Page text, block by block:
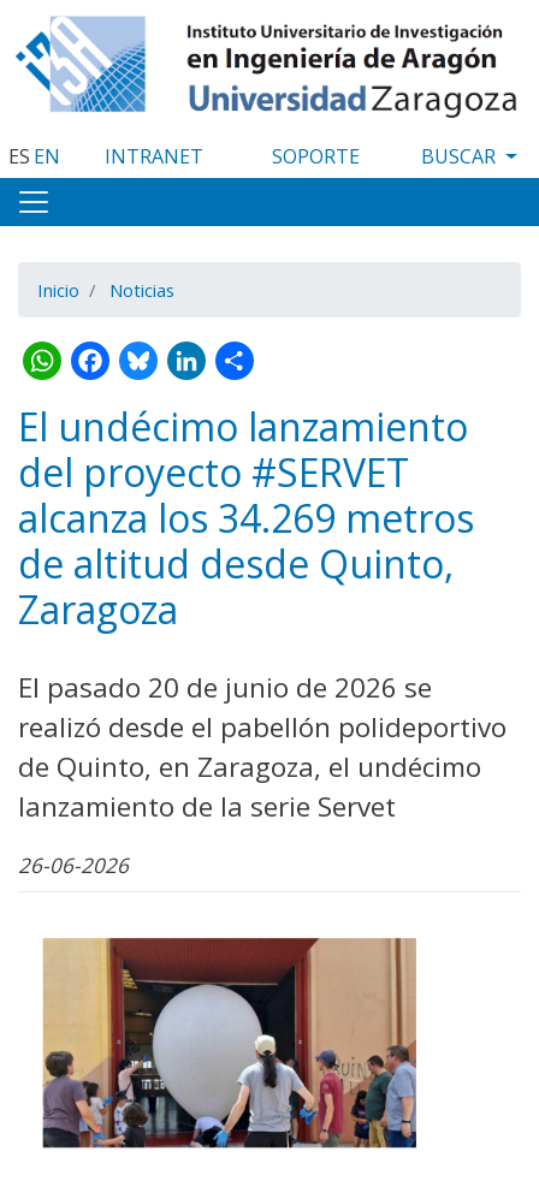
al
contenido
principal
ES EN INTRANET SOPORTE
Inicio Noticias
WhatsApp
Facebook
Bluesky
LinkedIn
Share
El undécimo lanzamiento
del proyecto #SERVET
alcanza los 34.269 metros
de altitud desde Quinto,
Zaragoza
El pasado 20 de junio de 2026 se
realizó desde el pabellón polideportivo
de Quinto, en Zaragoza, el undécimo
lanzamiento de la serie Servet
26-06-2026